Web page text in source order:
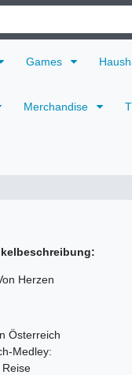
Games
Merchandise
Herzen
Österreich
Medley: